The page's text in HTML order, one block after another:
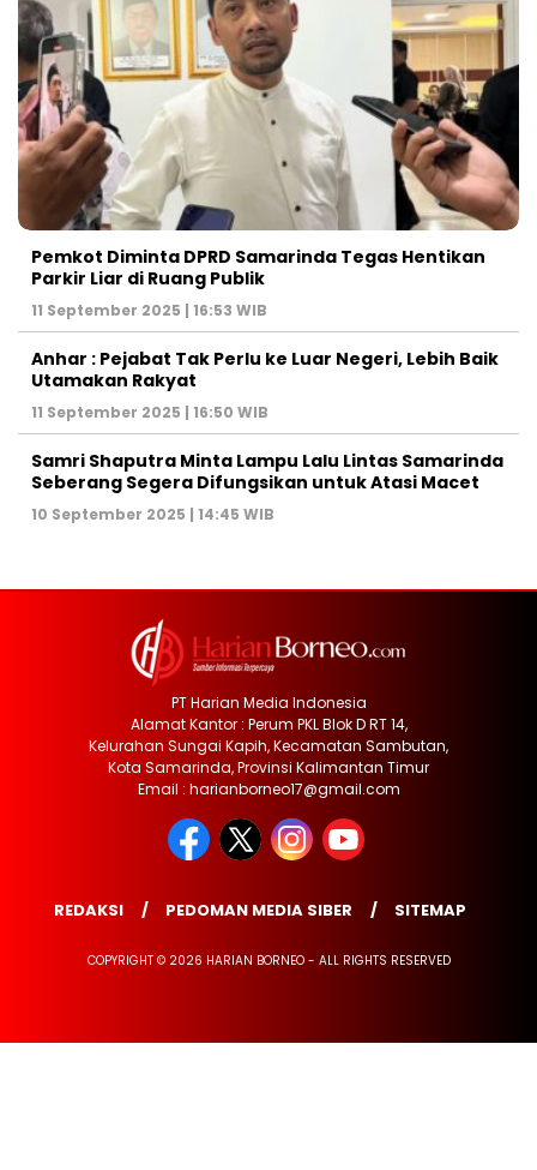
Pemkot Diminta DPRD Samarinda Tegas Hentikan
Parkir Liar di Ruang Publik
11 September 2025 | 16:53 WIB
Anhar : Pejabat Tak Perlu ke Luar Negeri, Lebih Baik
Utamakan Rakyat
11 September 2025 | 16:50 WIB
Samri Shaputra Minta Lampu Lalu Lintas Samarinda
Seberang Segera Difungsikan untuk Atasi Macet
10 September 2025 | 14:45 WIB
PT Harian Media Indonesia
Alamat Kantor : Perum PKL Blok D RT 14,
Kelurahan Sungai Kapih, Kecamatan Sambutan,
Kota Samarinda, Provinsi Kalimantan Timur
Email : harianborneo17@gmail.com
REDAKSI PEDOMAN MEDIA SIBER SITEMAP
COPYRIGHT © 2026 HARIAN BORNEO - ALL RIGHTS RESERVED